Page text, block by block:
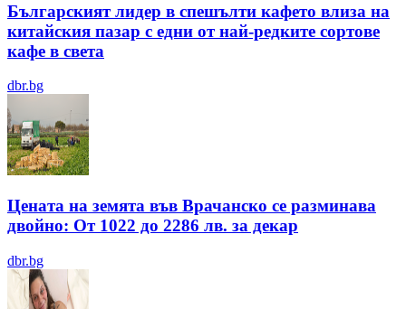
Българският лидер в спешълти кафето влиза на
китайския пазар с едни от най-редките сортове
кафе в света
dbr.bg
Цената на земята във Врачанско се разминава
двойно: От 1022 до 2286 лв. за декар
dbr.bg